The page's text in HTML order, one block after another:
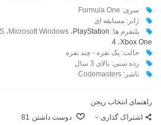
سری: Formula One
ژانر: مسابقه ای
پلتفرم ها: macOS ،iOS ،Android ،tvOS ،Microsoft Windows ، PlayStation
4 ،Xbox One
حالت: یک نفره - چند نفره
رده سنی: بالای 3 سال
ناشر: Codemasters
راهنمای انتخاب ریجن
اشتراک گذاری
دوست داشتن 81